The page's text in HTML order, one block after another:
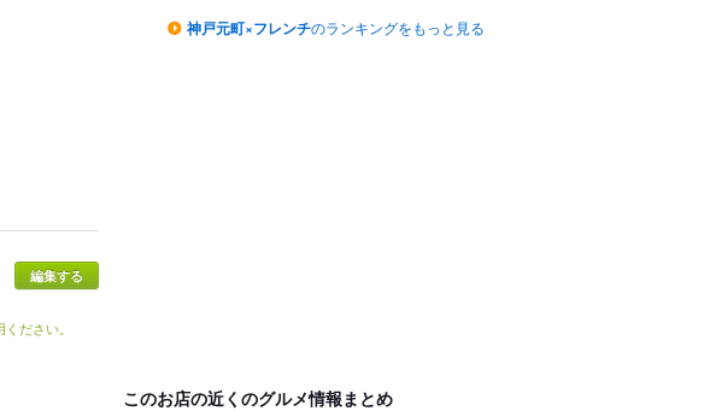
ださい。
神戸元町×フレンチのランキングをもっと見る
このお店の近くのグルメ情報まとめ